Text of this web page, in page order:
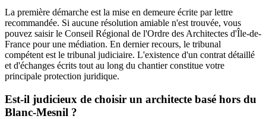
La première démarche est la mise en demeure écrite par lettre
recommandée. Si aucune résolution amiable n'est trouvée, vous
pouvez saisir le Conseil Régional de l'Ordre des Architectes d'Île-de-
France pour une médiation. En dernier recours, le tribunal
compétent est le tribunal judiciaire. L'existence d'un contrat détaillé
et d'échanges écrits tout au long du chantier constitue votre
principale protection juridique.
Est-il judicieux de choisir un architecte basé hors du
Blanc-Mesnil ?